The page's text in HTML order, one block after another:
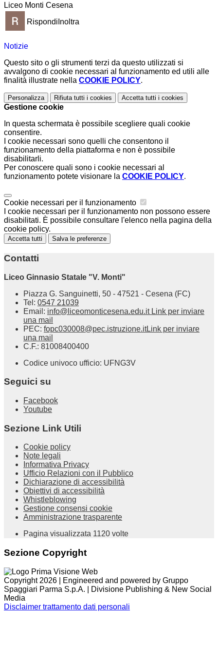
Liceo Monti Cesena
Rispondi Inoltra
Notizie
Questo sito o gli strumenti terzi da questo utilizzati si
avvalgono di cookie necessari al funzionamento ed utili alle
finalità illustrate nella COOKIE POLICY.
Personalizza Rifiuta tutti i cookies Accetta tutti i cookies
Gestione cookie
In questa schermata è possibile scegliere quali cookie
consentire.
I cookie necessari sono quelli che consentono il
funzionamento della piattaforma e non è possibile
disabilitarli.
Per conoscere quali sono i cookie necessari al
funzionamento potete visionare la COOKIE POLICY.
Cookie necessari per il funzionamento
I cookie necessari per il funzionamento non possono essere
disabilitati. È possibile consultare l'elenco nella pagina della
cookie policy.
Accetta tutti Salva le preferenze
Contatti
Liceo Ginnasio Statale "V. Monti"
Piazza G. Sanguinetti, 50 - 47521 - Cesena (FC)
Tel: 0547 21039
Email: info@liceomonticesena.edu.it Link per inviare
una mail
PEC: fopc030008@pec.istruzione.itLink per inviare
una mail
C.F.: 81008400400
Codice univoco ufficio: UFNG3V
Seguici su
Facebook
Youtube
Sezione Link Utili
Cookie policy
Note legali
Informativa Privacy
Ufficio Relazioni con il Pubblico
Dichiarazione di accessibilità
Obiettivi di accessibilità
Whistleblowing
Gestione consensi cookie
Amministrazione trasparente
Pagina visualizzata 1120 volte
Sezione Copyright
Copyright 2026 | Engineered and powered by Gruppo
Spaggiari Parma S.p.A. | Divisione Publishing & New Social
Media
Disclaimer trattamento dati personali